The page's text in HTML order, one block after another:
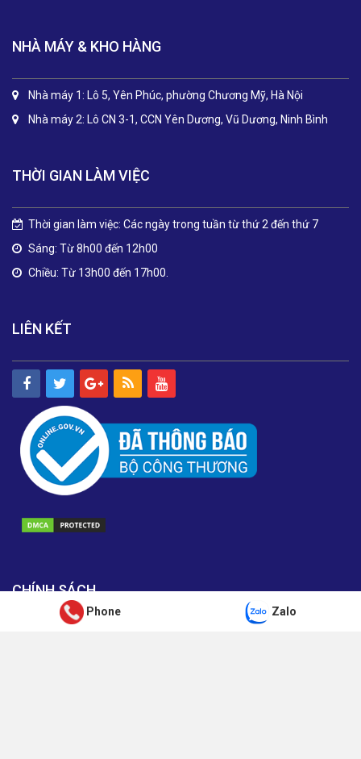
NHÀ MÁY & KHO HÀNG
Nhà máy 1: Lô 5, Yên Phúc, phường Chương Mỹ, Hà Nội
Nhà máy 2: Lô CN 3-1, CCN Yên Dương, Vũ Dương, Ninh Bình
THỜI GIAN LÀM VIỆC
Thời gian làm việc: Các ngày trong tuần từ thứ 2 đến thứ 7
Sáng: Từ 8h00 đến 12h00
Chiều: Từ 13h00 đến 17h00.
LIÊN KẾT
CHÍNH SÁCH
Phone Zalo